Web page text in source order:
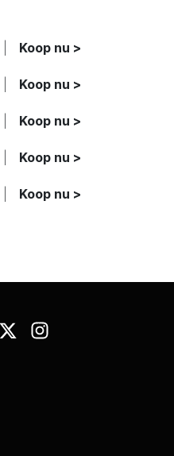
Koop nu >
Koop nu >
Koop nu >
Koop nu >
Koop nu >